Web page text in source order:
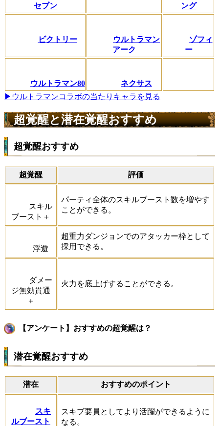
セブン
ング
ビクトリー
ウルトラマン
アーク
ゾフィ
ー
ウルトラマン80
ネクサス
▶ウルトラマンコラボの当たりキャラを見る
超覚醒と潜在覚醒おすすめ
超覚醒おすすめ
超覚醒 評価
スキル
ブースト＋
パーティ全体のスキルブースト数を増やす
ことができる。
浮遊
超重力ダンジョンでのアタッカー枠として
採用できる。
ダメー
ジ無効貫通
＋
火力を底上げすることができる。
【アンケート】おすすめの超覚醒は？
潜在覚醒おすすめ
潜在 おすすめのポイント
スキ
ルブースト
スキブ要員としてより活躍ができるように
なる。